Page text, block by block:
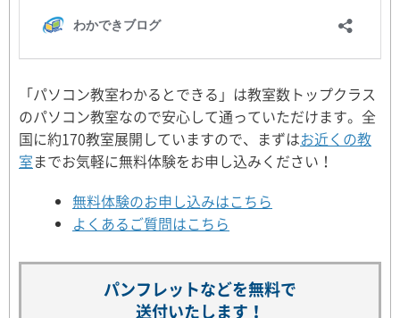
「パソコン教室わかるとできる」は教室数トップクラス
のパソコン教室なので安心して通っていただけます。全
国に約170教室展開していますので、まずはお近くの教
室までお気軽に無料体験をお申し込みください！
無料体験のお申し込みはこちら
よくあるご質問はこちら
パンフレットなどを無料で
送付いたします！